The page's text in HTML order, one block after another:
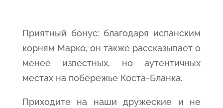
Приятный бонус: благодаря испанским
корням Марко, он также рассказывает о
менее известных, но аутентичных
местах на побережье Коста-Бланка.
Приходите на наши дружеские и не